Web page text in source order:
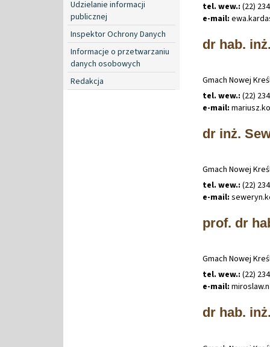
Udzielanie informacji
publicznej
Inspektor Ochrony Danych
Informacje o przetwarzaniu
danych osobowych
Redakcja
tel. wew.: (22)
e-mail: ewa.
dr hab.
Gmach Nowej
tel. wew.: (22)
e-mail: mariusz.
dr inż.
Gmach Nowej
tel. wew.: (22)
e-mail: seweryn.
prof. dr
Gmach Nowej
tel. wew.: (22)
e-mail: miroslaw.
dr hab.